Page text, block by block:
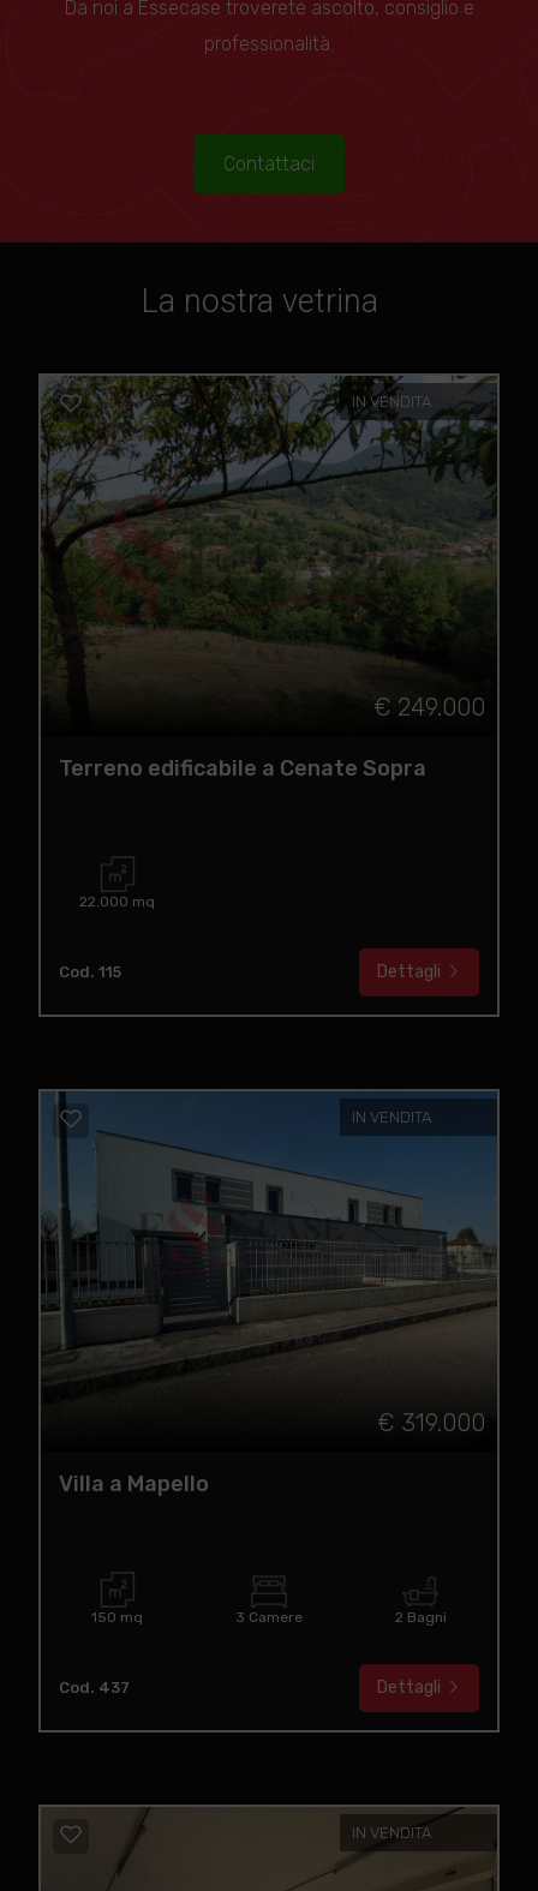
Da noi a Essecase troverete ascolto, consiglio e
professionalità.
Contattaci
La nostra vetrina
IN VENDITA
€ 249.000
Terreno edificabile a Cenate Sopra
22.000 mq
Cod. 115 Dettagli
IN VENDITA
€ 319.000
Villa a Mapello
150 mq 3 Camere 2 Bagni
Cod. 437 Dettagli
IN VENDITA